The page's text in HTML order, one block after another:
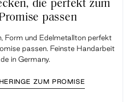
die perfekt zum
passen
Form und Edelmetallton perfekt
passen. Feinste Handarbeit
in Germany.
ZUM PROMISE